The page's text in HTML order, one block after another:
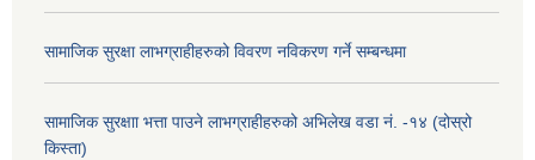
सामाजिक सुरक्षा लाभग्राहीहरुको विवरण नविकरण गर्ने सम्बन्धमा
सामाजिक सुरक्षाा भत्ता पाउने लाभग्राहीहरुको अभिलेख वडा नं. -१४ (दोस्रो
किस्ता)